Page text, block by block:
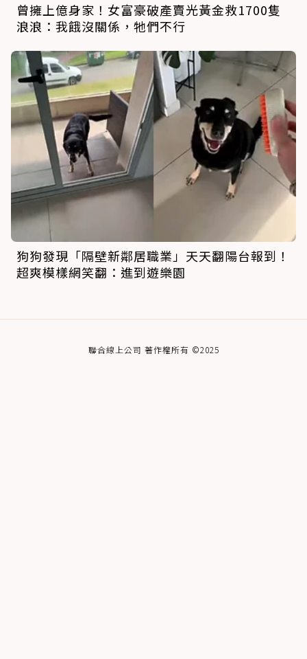
曾擁上億身家！女富豪破產賣光黃金救1700隻
浪浪：我餓沒關係，牠們不行
狗狗發現「隔壁新鄰居職業」天天翻陽台報到！
超爽模樣網笑翻：進到遊樂園
聯合線上公司 著作權所有 ©2025